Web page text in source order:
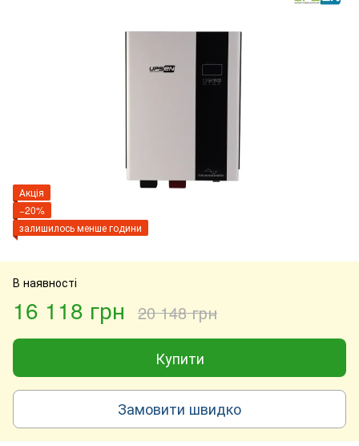
Акція
−20%
залишилось менше години
В наявності
16 118 грн 20 148 грн
Купити
Замовити швидко